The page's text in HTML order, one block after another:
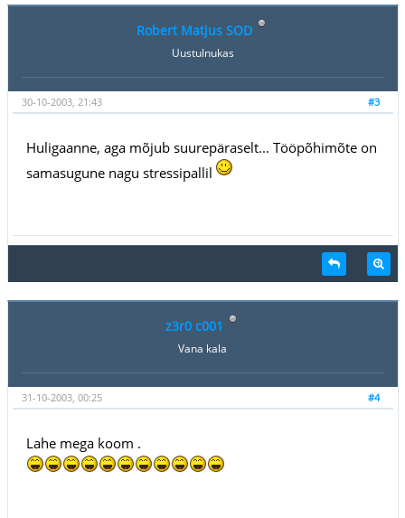
Robert Matjus SOD
Uustulnukas
#3
30-10-2003, 21:43
Huligaanne, aga mõjub suurepäraselt... Tööpõhimõte on
samasugune nagu stressipallil
z3r0 c001
Vana kala
#4
31-10-2003, 00:25
Lahe mega koom .